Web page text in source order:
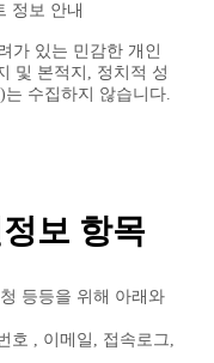
정보 안내
가 있는 민감한 개인
및 본적지, 정치적 성
수집하지 않습니다.
보 항목
등등을 위해 아래와
호 , 이메일, 접속로그,